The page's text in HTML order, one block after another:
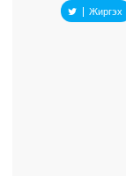
Жиргэх